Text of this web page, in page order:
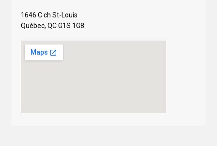
1646 C ch St-Louis
Québec, QC G1S 1G8